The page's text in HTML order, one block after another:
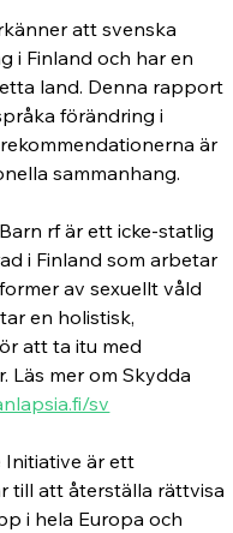
att svenska
i Finland och har en
land. Denna rapport
förändring i
är
sammanhang.
rf är ett icke-statlig
i Finland som arbetar
av sexuellt våld
en holistisk,
att ta itu med
Läs mer om Skydda
sv
Initiative är ett
till att återställa rättvisa
i hela Europa och